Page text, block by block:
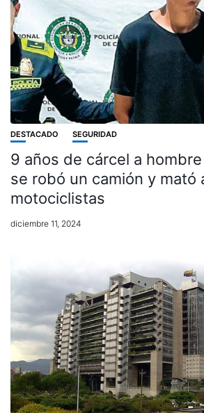
DESTACADO SEGURIDAD
9 años de cárcel a
se robó un camión y mató
motociclistas
diciembre 11, 2024